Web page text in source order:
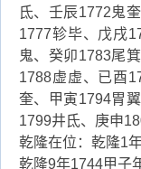
氐、壬辰1772鬼
1777轸毕、戊戌
鬼、癸卯1783尾
1788虚虚、已酉
奎、甲寅1794胃
1799井氐、庚申
乾隆在位：乾隆1
乾隆9年1744甲子